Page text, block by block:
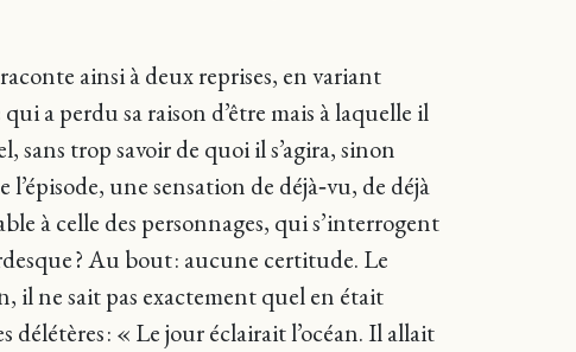
ainsi à deux reprises, en variant
a perdu sa raison d’être mais à laquelle il
trop savoir de quoi il s’agira, sinon
une sensation de déjà‑vu, de déjà
à celle des personnages, qui s’interrogent
? Au bout : aucune certitude. Le
il ne sait pas exactement quel en était
délétères : « Le jour éclairait l’océan. Il allait